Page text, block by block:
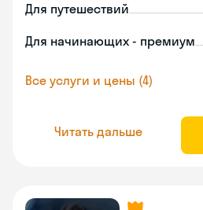
Для путешествий
Для начинающих - премиум
Все услуги и цены (4)
Читать дальше